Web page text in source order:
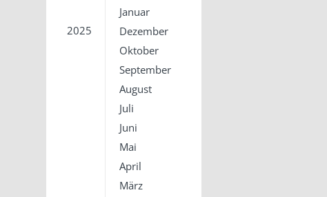
Januar
2025
Dezember
Oktober
September
August
Juli
Juni
Mai
April
März